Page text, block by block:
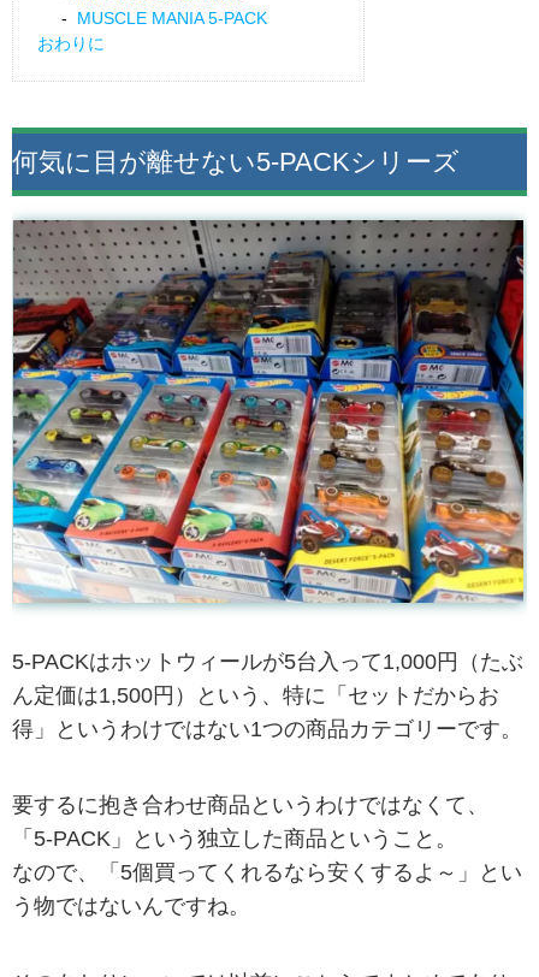
MUSCLE MANIA 5-PACK
おわりに
何気に目が離せない5-PACKシリーズ
5-PACKはホットウィールが5台入って1,000円（たぶ
ん定価は1,500円）という、特に「セットだからお
得」というわけではない1つの商品カテゴリーです。
要するに抱き合わせ商品というわけではなくて、
「5-PACK」という独立した商品ということ。
なので、「5個買ってくれるなら安くするよ～」とい
う物ではないんですね。